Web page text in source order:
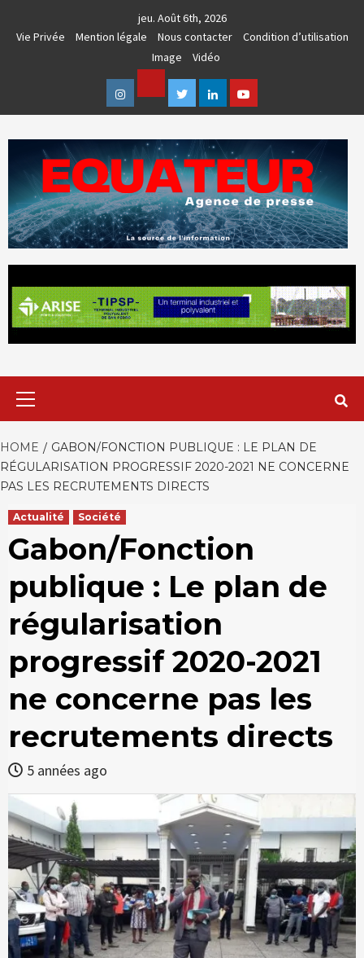
jeu. Août 6th, 2026
Vie Privée
Mention légale Nous contacter
Condition d’utilisation
Image
Vidéo
Instagram
Facebook
TwitterLinkedinYoutube
EQUATEUR
HOME
GABON/FONCTION PUBLIQUE : LE PLAN DE
RÉGULARISATION PROGRESSIF 2020-2021 NE CONCERNE
PAS LES RECRUTEMENTS DIRECTS
Actualité Société
Gabon/Fonction
publique : Le plan de
régularisation
progressif 2020-2021
ne concerne pas les
recrutements directs
5 années ago